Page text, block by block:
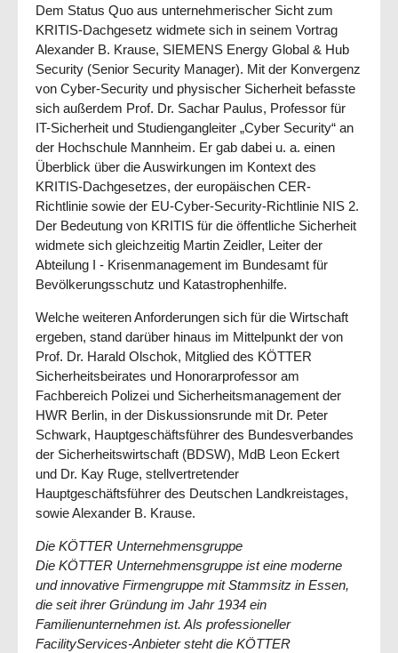
Dem Status Quo aus unternehmerischer Sicht zum
KRITIS-Dachgesetz widmete sich in seinem Vor­trag
Alexander B. Krause, SIEMENS Energy Global & Hub
Security (Senior Security Manager). Mit der Konvergenz
von Cyber-Security und physischer Sicherheit befasste
sich außerdem Prof. Dr. Sachar Paulus, Professor für
IT-Sicherheit und Studiengangleiter „Cyber Security“ an
der Hoch­schu­le Mannheim. Er gab dabei u. a. einen
Überblick über die Auswirkungen im Kontext des
KRITIS-Dachgesetzes, der europäischen CER-
Richtlinie sowie der EU-Cyber-Security-Richtlinie NIS 2.
Der Bedeutung von KRITIS für die öffentliche Sicherheit
widmete sich gleichzeitig Martin Zeidler, Leiter der
Abteilung I - Krisenmanagement im Bundesamt für
Bevöl­ke­rungsschutz und Katastrophenhilfe.
Welche weiteren Anforderungen sich für die Wirtschaft
er­geben, stand darüber hinaus im Mittelpunkt der von
Prof. Dr. Harald Olschok, Mitglied des KÖTTER
Sicherheitsbeirates und Honorarprofessor am
Fachbereich Polizei und Sicherheitsmanagement der
HWR Berlin, in der Diskussionsrunde mit Dr. Peter
Schwark, Haupt­geschäftsführer des Bundesverbandes
der Sicherheitswirtschaft (BDSW), MdB Leon Eckert
und Dr. Kay Ruge, stellvertretender
Hauptgeschäftsführer des Deutschen Land­kreistages,
sowie Alexander B. Krause.
Die KÖTTER Unternehmensgruppe
Die KÖTTER Unternehmensgruppe ist eine moderne
und innovative Firmengruppe mit Stammsitz in Essen,
die seit ihrer Gründung im Jahr 1934 ein
Familienunternehmen ist. Als professioneller
FacilityServices-Anbieter steht die KÖTTER